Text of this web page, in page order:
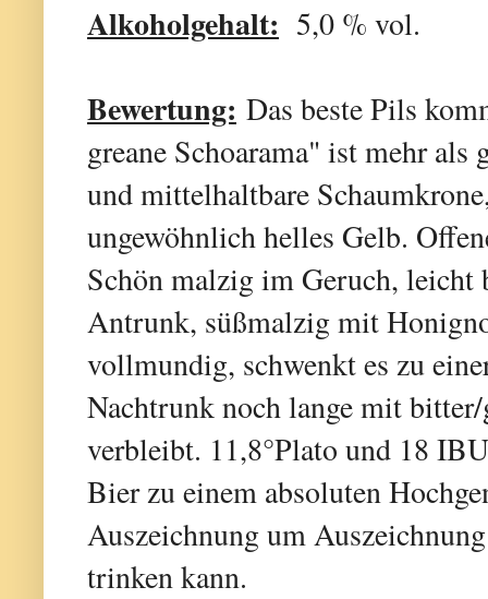
Alkoholgehalt: 5,0 % vol.
Bewertung: Das beste Pils
greane Schoarama" ist mehr
und mittelhaltbare
ungewöhnlich helles Gelb.
Schön malzig im Geruch,
Antrunk, süßmalzig mit
vollmundig, schwenkt es zu
Nachtrunk noch lange mit
verbleibt. 11,8°Plato und 18
Bier zu einem absoluten
Auszeichnung um
trinken kann.